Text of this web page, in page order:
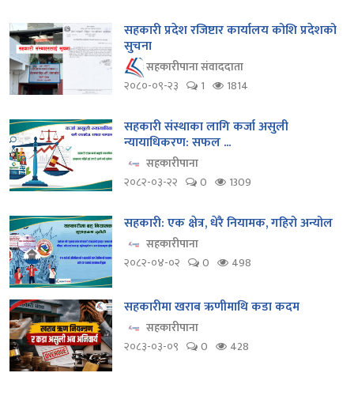
सहकारी प्रदेश रजिष्टार कार्यालय कोशि प्रदेशको
सुचना
सहकारीपाना संवाददाता
२०८०-०९-२३
1 1814
सहकारी संस्थाका लागि कर्जा असुली
न्यायाधिकरण: सफल ...
सहकारीपाना
२०८२-०३-२२
0 1309
सहकारी: एक क्षेत्र, धेरै नियामक, गहिरो अन्योल
सहकारीपाना
२०८२-०४-०२
0 498
सहकारीमा खराब ऋणीमाथि कडा कदम
सहकारीपाना
२०८३-०३-०९
0 428